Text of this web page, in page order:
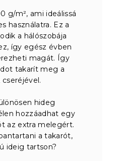
g/m², ami ideálissá
használatra. Ez a
a hálószobája
így egész évben
magát. Így
takarít meg a
hideg
hozzáadhat egy
az extra melegért.
a takarót,
ideig tartson?